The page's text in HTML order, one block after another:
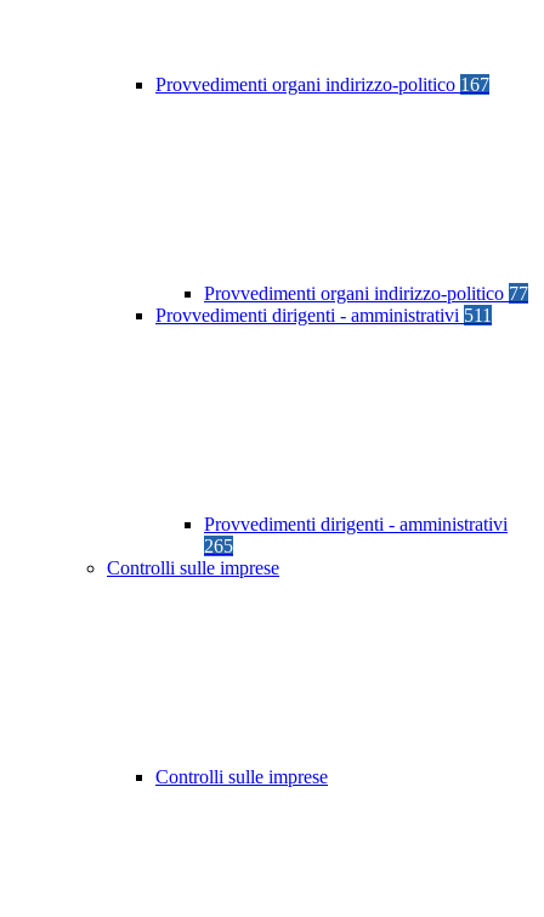
Provvedimenti organi indirizzo-politico 167
Provvedimenti organi indirizzo-politico 77
Provvedimenti dirigenti - amministrativi 511
Provvedimenti dirigenti - amministrativi
265
Controlli sulle imprese
Controlli sulle imprese